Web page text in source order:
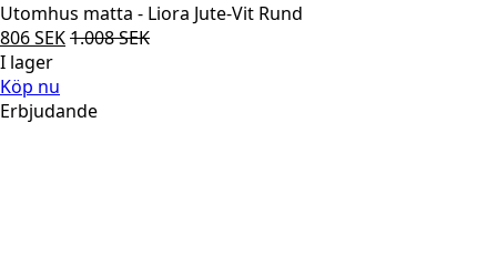
Utomhus matta - Liora Jute-Vit Rund
806SEK1.008SEK
I lager
Köp nu
Erbjudande